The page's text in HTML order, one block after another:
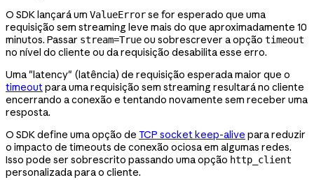
O SDK lançará um ValueErrorse for esperado que uma
requisição sem streaming leve mais do que aproximadamente 10
minutos. Passar stream=Trueou sobrescrever a opção timeout
no nível do cliente ou da requisição desabilita esse erro.
Uma "latency" (latência) de requisição esperada maior que o
timeoutpara uma requisição sem streaming resultará no cliente
encerrando a conexão e tentando novamente sem receber uma
resposta.
O SDK define uma opção de TCP socket keep-alive para reduzir
o impacto de timeouts de conexão ociosa em algumas redes.
Isso pode ser sobrescrito passando uma opção http_client
personalizada para o cliente.